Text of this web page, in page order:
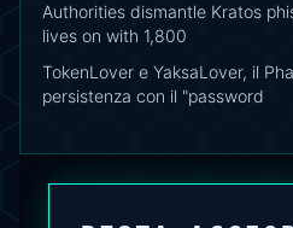
Authorities dismantle Kratos
lives on with 1,800
TokenLover e YaksaLover, il
persistenza con il "password